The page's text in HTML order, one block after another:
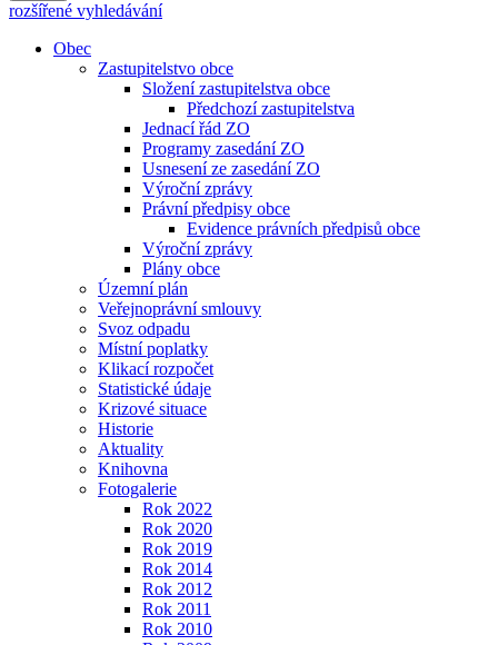
rozšířené vyhledávání
Obec
Zastupitelstvo obce
Složení zastupitelstva obce
Předchozí zastupitelstva
Jednací řád ZO
Programy zasedání ZO
Usnesení ze zasedání ZO
Výroční zprávy
Právní předpisy obce
Evidence právních předpisů obce
Výroční zprávy
Plány obce
Územní plán
Veřejnoprávní smlouvy
Svoz odpadu
Místní poplatky
Klikací rozpočet
Statistické údaje
Krizové situace
Historie
Aktuality
Knihovna
Fotogalerie
Rok 2022
Rok 2020
Rok 2019
Rok 2014
Rok 2012
Rok 2011
Rok 2010